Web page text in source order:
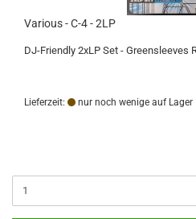
Various - C-4 - 2LP
DJ-Friendly 2xLP Set - Greensleeves
Lieferzeit: nur noch wenige auf Lager